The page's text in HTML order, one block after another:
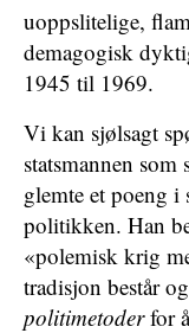
uoppslitelige,
demagogisk
1945 til 1969.
Vi kan sjølsagt
statsmannen
glemte et poeng i
politikken. Han
«polemisk krig
tradisjon består
politimetoderfor